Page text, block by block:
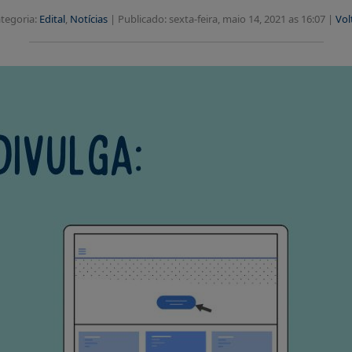
Edital, Notícias| Publicado: sexta-feira, maio 14, 2021 as 16:07 |